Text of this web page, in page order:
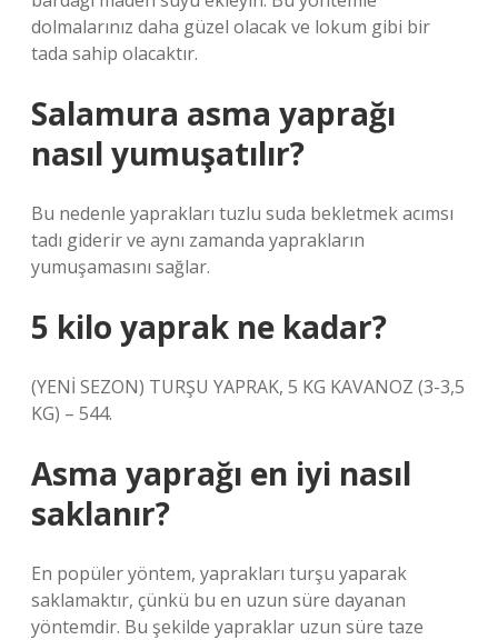
dolmalarınız daha güzel olacak ve lokum gibi bir
tada sahip olacaktır.
Salamura asma yaprağı
nasıl yumuşatılır?
Bu nedenle yaprakları tuzlu suda bekletmek acımsı
tadı giderir ve aynı zamanda yaprakların
yumuşamasını sağlar.
5 kilo yaprak ne kadar?
(YENİ SEZON) TURŞU YAPRAK, 5 KG KAVANOZ (3-3,5
KG) – 544.
Asma yaprağı en iyi nasıl
saklanır?
En popüler yöntem, yaprakları turşu yaparak
saklamaktır, çünkü bu en uzun süre dayanan
yöntemdir. Bu şekilde yapraklar uzun süre taze